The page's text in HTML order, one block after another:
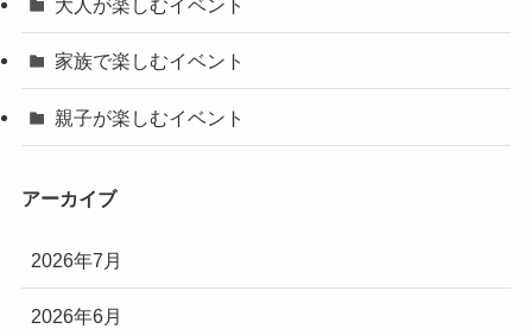
大人が楽しむイベント
家族で楽しむイベント
親子が楽しむイベント
アーカイブ
2026年7月
2026年6月